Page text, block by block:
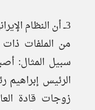
3ــ أن النظام
من الملفات
سبيل المثال:
الرئيس إبراهيم
زوجات قادة